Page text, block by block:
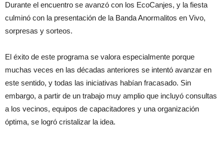
Durante el encuentro se avanzó con los EcoCanjes, y la fiesta
culminó con la presentación de la Banda Anormalitos en Vivo,
sorpresas y sorteos.
El éxito de este programa se valora especialmente porque
muchas veces en las décadas anteriores se intentó avanzar en
este sentido, y todas las iniciativas habían fracasado. Sin
embargo, a partir de un trabajo muy amplio que incluyó consultas
a los vecinos, equipos de capacitadores y una organización
óptima, se logró cristalizar la idea.